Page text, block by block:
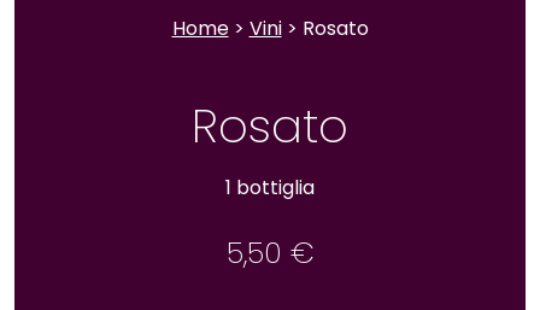
Home> Vini> Rosato
Rosato
1 bottiglia
5,50 €